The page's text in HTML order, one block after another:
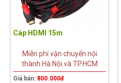
Cáp HDMI 15m
Miễn phí vận chuyển nội
thành Hà Nội và TP.HCM
Giá bán: 800.000đ